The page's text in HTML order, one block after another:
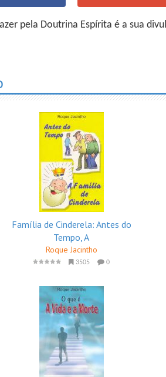
pela Doutrina Espírita é a sua
Família de Cinderela: Antes do
Tempo, A
Roque Jacintho
3505 0